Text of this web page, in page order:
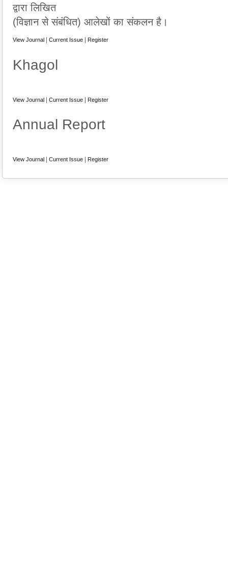
द्वारा लिखित
(विज्ञान से संबंधित) आलेखों का संकलन है।
View Journal| Current Issue| Register
Khagol
View Journal| Current Issue| Register
Annual Report
View Journal| Current Issue| Register